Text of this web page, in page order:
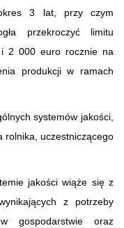
3 lat, przy czym
przekroczyć limitu
2 000 euro rocznie na
produkcji w ramach
systemów jakości,
rolnika, uczestniczącego
jakości wiąże się z
z potrzeby
gospodarstwie oraz